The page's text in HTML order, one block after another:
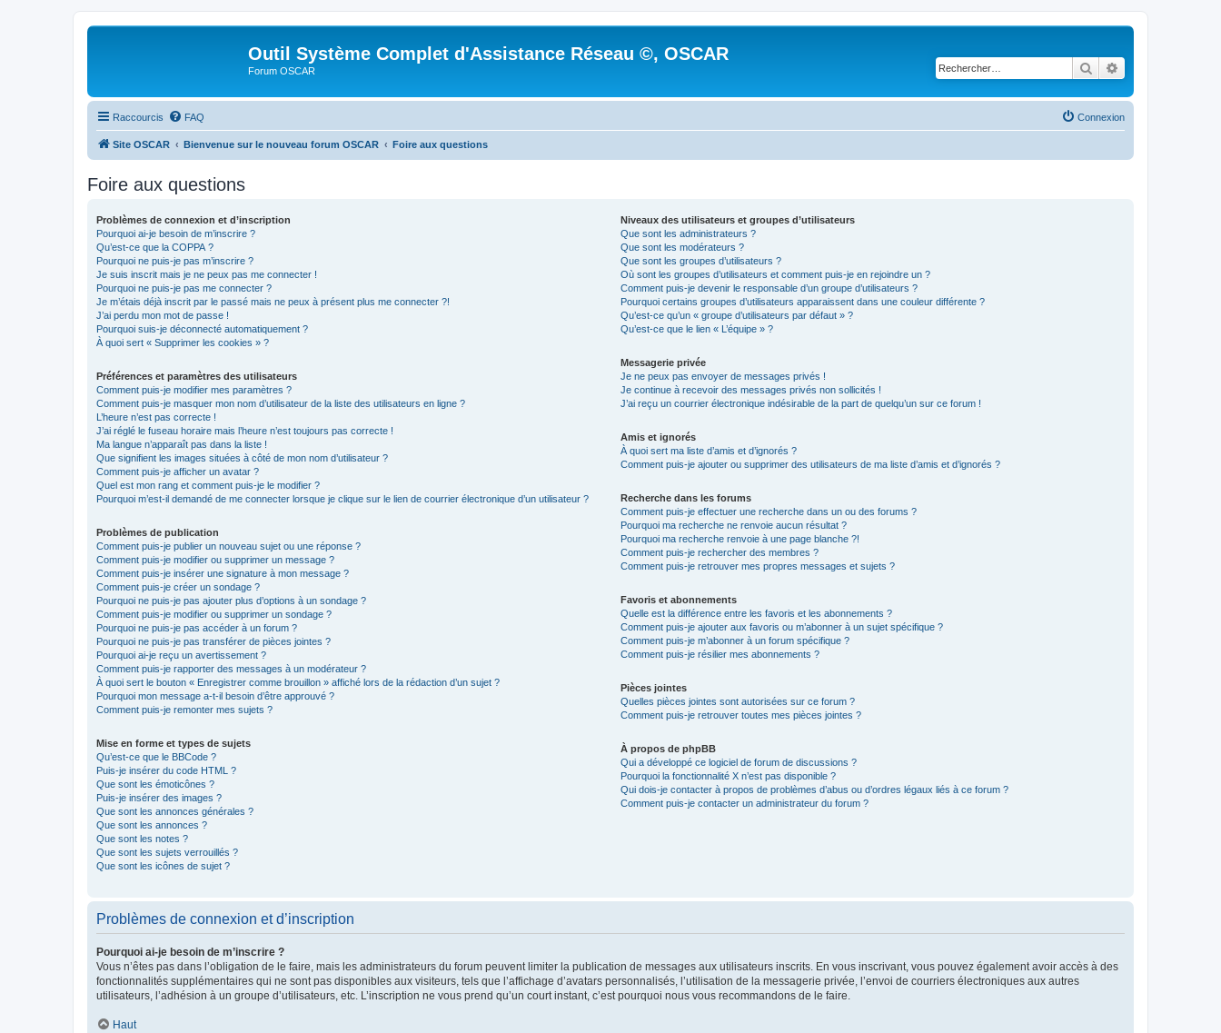
Outil Système Complet d'Assistance Réseau ©, OSCAR
Forum OSCAR Rechercher
Raccourcis FAQ Connexion
Site OSCAR Bienvenue sur le nouveau forum OSCAR Foire aux questions
Foire aux questions
Problèmes de connexion et d’inscription
Pourquoi ai-je besoin de m’inscrire ?
Qu’est-ce que la COPPA ?
Pourquoi ne puis-je pas m’inscrire ?
Je suis inscrit mais je ne peux pas me connecter !
Pourquoi ne puis-je pas me connecter ?
Je m’étais déjà inscrit par le passé mais ne peux à présent plus me connecter ?!
J’ai perdu mon mot de passe !
Pourquoi suis-je déconnecté automatiquement ?
À quoi sert « Supprimer les cookies » ?
Préférences et paramètres des utilisateurs
Comment puis-je modifier mes paramètres ?
Comment puis-je masquer mon nom d’utilisateur de la liste des utilisateurs en ligne ?
L’heure n’est pas correcte !
J’ai réglé le fuseau horaire mais l’heure n’est toujours pas correcte !
Ma langue n’apparaît pas dans la liste !
Que signifient les images situées à côté de mon nom d’utilisateur ?
Comment puis-je afficher un avatar ?
Quel est mon rang et comment puis-je le modifier ?
Pourquoi m’est-il demandé de me connecter lorsque je clique sur le lien de courrier électronique d’un utilisateur ?
Problèmes de publication
Comment puis-je publier un nouveau sujet ou une réponse ?
Comment puis-je modifier ou supprimer un message ?
Comment puis-je insérer une signature à mon message ?
Comment puis-je créer un sondage ?
Pourquoi ne puis-je pas ajouter plus d’options à un sondage ?
Comment puis-je modifier ou supprimer un sondage ?
Pourquoi ne puis-je pas accéder à un forum ?
Pourquoi ne puis-je pas transférer de pièces jointes ?
Pourquoi ai-je reçu un avertissement ?
Comment puis-je rapporter des messages à un modérateur ?
À quoi sert le bouton « Enregistrer comme brouillon » affiché lors de la rédaction d’un sujet ?
Pourquoi mon message a-t-il besoin d’être approuvé ?
Comment puis-je remonter mes sujets ?
Mise en forme et types de sujets
Qu’est-ce que le BBCode ?
Puis-je insérer du code HTML ?
Que sont les émoticônes ?
Puis-je insérer des images ?
Que sont les annonces générales ?
Que sont les annonces ?
Que sont les notes ?
Que sont les sujets verrouillés ?
Que sont les icônes de sujet ?
Niveaux des utilisateurs et groupes d’utilisateurs
Que sont les administrateurs ?
Que sont les modérateurs ?
Que sont les groupes d’utilisateurs ?
Où sont les groupes d’utilisateurs et comment puis-je en rejoindre un ?
Comment puis-je devenir le responsable d’un groupe d’utilisateurs ?
Pourquoi certains groupes d’utilisateurs apparaissent dans une couleur différente ?
Qu’est-ce qu’un « groupe d’utilisateurs par défaut » ?
Qu’est-ce que le lien « L’équipe » ?
Messagerie privée
Je ne peux pas envoyer de messages privés !
Je continue à recevoir des messages privés non sollicités !
J’ai reçu un courrier électronique indésirable de la part de quelqu’un sur ce forum !
Amis et ignorés
À quoi sert ma liste d’amis et d’ignorés ?
Comment puis-je ajouter ou supprimer des utilisateurs de ma liste d’amis et d’ignorés ?
Recherche dans les forums
Comment puis-je effectuer une recherche dans un ou des forums ?
Pourquoi ma recherche ne renvoie aucun résultat ?
Pourquoi ma recherche renvoie à une page blanche ?!
Comment puis-je rechercher des membres ?
Comment puis-je retrouver mes propres messages et sujets ?
Favoris et abonnements
Quelle est la différence entre les favoris et les abonnements ?
Comment puis-je ajouter aux favoris ou m’abonner à un sujet spécifique ?
Comment puis-je m’abonner à un forum spécifique ?
Comment puis-je résilier mes abonnements ?
Pièces jointes
Quelles pièces jointes sont autorisées sur ce forum ?
Comment puis-je retrouver toutes mes pièces jointes ?
À propos de phpBB
Qui a développé ce logiciel de forum de discussions ?
Pourquoi la fonctionnalité X n’est pas disponible ?
Qui dois-je contacter à propos de problèmes d’abus ou d’ordres légaux liés à ce forum ?
Comment puis-je contacter un administrateur du forum ?
Problèmes de connexion et d’inscription
Pourquoi ai-je besoin de m’inscrire ?
Vous n’êtes pas dans l’obligation de le faire, mais les administrateurs du forum peuvent limiter la publication de messages aux utilisateurs inscrits. En vous inscrivant, vous pouvez également avoir accès à des
fonctionnalités supplémentaires qui ne sont pas disponibles aux visiteurs, tels que l’affichage d’avatars personnalisés, l’utilisation de la messagerie privée, l’envoi de courriers électroniques aux autres
utilisateurs, l’adhésion à un groupe d’utilisateurs, etc. L’inscription ne vous prend qu’un court instant, c’est pourquoi nous vous recommandons de le faire.
Haut